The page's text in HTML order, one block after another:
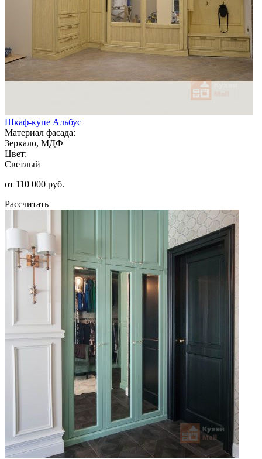
Шкаф-купе Альбус
Материал фасада:
Зеркало, МДФ
Цвет:
Светлый
от 110 000 руб.
Рассчитать